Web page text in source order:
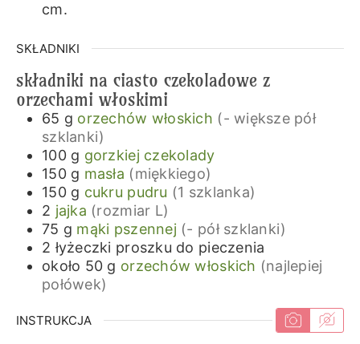
cm.
SKŁADNIKI
składniki na ciasto czekoladowe z
orzechami włoskimi
65 g orzechów włoskich (- większe pół
szklanki)
100 g gorzkiej czekolady
150 g masła (miękkiego)
150 g cukru pudru (1 szklanka)
2 jajka (rozmiar L)
75 g mąki pszennej (- pół szklanki)
2 łyżeczki proszku do pieczenia
około 50 g orzechów włoskich (najlepiej
połówek)
INSTRUKCJA